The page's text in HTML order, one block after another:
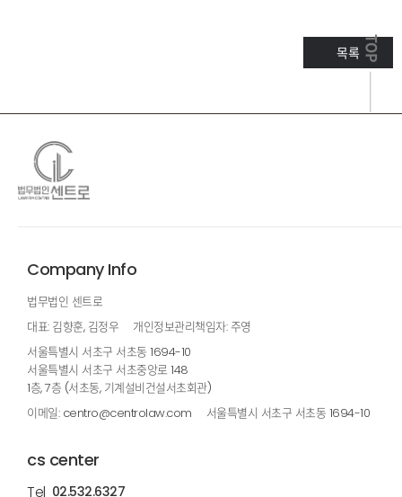
목록
Company Info
법무법인 센트로
대표: 김향훈, 김정우
개인정보관리책임자: 주영
서울특별시 서초구 서초동 1694-10
서울특별시 서초구 서초중앙로 148
1층, 7층 (서초동, 기계설비건설서초회관)
이메일: centro@centrolaw.com
서울특별시 서초구 서초동 1694-10
cs center
Tel 02.532.6327
TOP